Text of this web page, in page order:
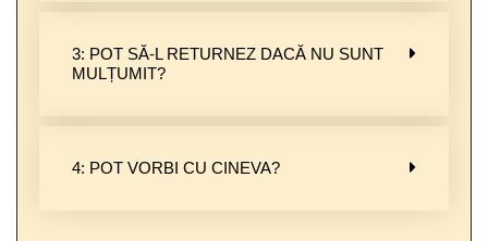
3: POT SĂ-L RETURNEZ DACĂ NU SUNT
MULȚUMIT?
4: POT VORBI CU CINEVA?